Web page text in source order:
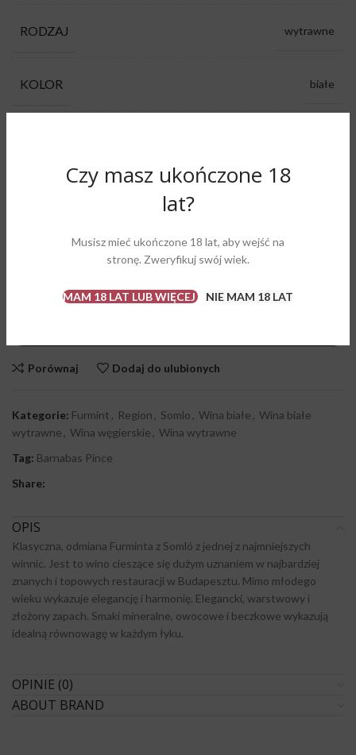
Czy masz ukończone 18
lat?
Musisz mieć ukończone 18 lat, aby wejść na
stronę. Zweryfikuj swój wiek.
MAM 18 LAT LUB WIĘCEJ NIE MAM 18 LAT
RODZAJ wytrawne
KOLOR białe
8 w magazynie
Porównaj Dodaj do ulubionych
Kategorie: Furmint , Region , Somlo , Wina białe , Wina białe
wytrawne , Wina węgierskie , Wina wytrawne
Tag: Barnabas Pince
Share:
OPIS
Klasyczna, odmiana Furminta z Somló z jednej z najmniejszych
winnic. Jest to wino cieszące się dużym uznaniem w najbardziej
znanych i topowych restauracji w Budapesztu. Mimo młodego
wieku wykazuje elegancję i harmonię. Elegancki, warstwowy i
złożony zapach. Smaki mineralne, owocowe i beczkowe wykazują
idealną równowagę w każdym łyku.
OPINIE (0)
ABOUT BRAND